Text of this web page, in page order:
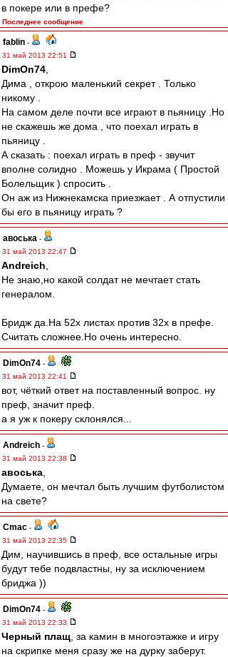
в покере или в префе?
Последнее сообщение
fablin -
31 май 2013 22:51
DimOn74
Дима , открою маленький секрет . Только
никому .
На самом деле почти все играют в пьяницу .Но
не скажешь же дома , что поехал играть в
пьяницу .
А сказать : поехал играть в преф - звучит
вполне солидно . Можешь у Икрама ( Простой
Болельщик ) спросить .
Он аж из Нижнекамска приезжает . А отпустили
бы его в пьяницу играть ?
авоська -
31 май 2013 22:47
Andreich
Не знаю,но какой солдат не мечтает стать
генералом.
Бридж да.На 52х листах против 32х в префе.
Считать сложнее.Но очень интересно.
DimOn74 -
31 май 2013 22:41
вот, чёткий ответ на поставленный вопрос. ну
преф, значит преф.
а я уж к покеру склонялся...
Andreich -
31 май 2013 22:38
авоська
Думаете, он мечтал быть лучшим футболистом
на свете?
Cmac -
31 май 2013 22:35
Дим, научившись в преф, все остальные игры
будут тебе подвластны, ну за исключением
бриджа ))
DimOn74 -
31 май 2013 22:33
Черный плащ , за камин в многоэтажке и игру
на скрипке меня сразу же на дурку заберут.